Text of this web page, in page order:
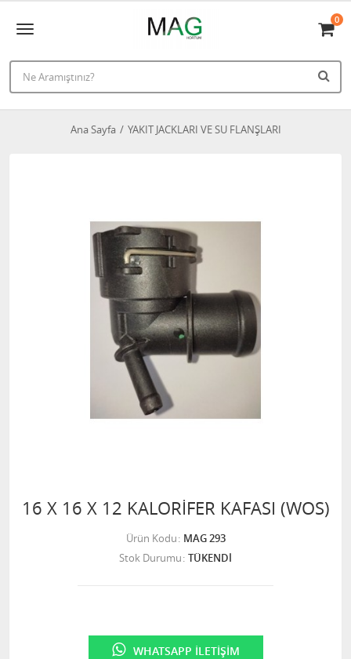
0
Ana Sayfa YAKIT JACKLARI VE SU FLANŞLARI
16 X 16 X 12 KALORİFER KAFASI (WOS)
Ürün Kodu MAG 293
Stok Durumu TÜKENDİ
WHATSAPP İLETIŞIM